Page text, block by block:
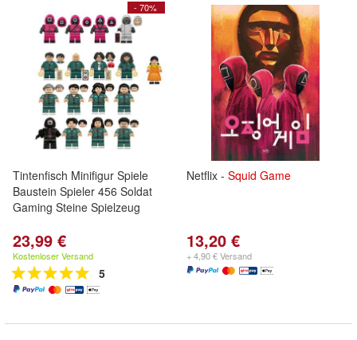
- 70%
Tintenfisch Minifigur Spiele
Baustein Spieler 456 Soldat
Gaming Steine Spielzeug
23,99 €
Kostenloser Versand
5
Netflix - Squid Game
13,20 €
+ 4,90 € Versand